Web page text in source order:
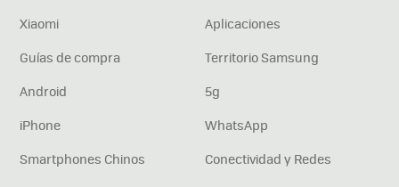
Xiaomi
Aplicaciones
Guías de compra
Territorio Samsung
Android
5g
iPhone
WhatsApp
Smartphones Chinos
Conectividad y Redes